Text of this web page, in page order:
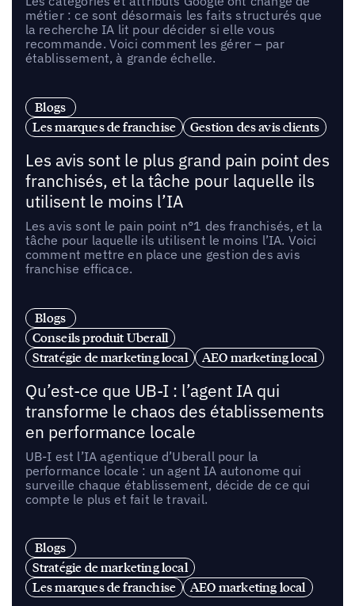
métier : ce sont désormais les faits structurés que
la recherche IA lit pour décider si elle vous
recommande. Voici comment les gérer – par
établissement, à grande échelle.
Blogs
Les marques de franchise
Gestion des avis clients
Les avis sont le plus grand pain point des
franchisés, et la tâche pour laquelle ils
utilisent le moins l’IA
Les avis sont le pain point n°1 des franchisés, et la
tâche pour laquelle ils utilisent le moins l’IA. Voici
comment mettre en place une gestion des avis
franchise efficace.
Blogs
Conseils produit Uberall
Stratégie de marketing local
AEO marketing local
Qu’est-ce que UB-I : l’agent IA qui
transforme le chaos des établissements
en performance locale
UB-I est l’IA agentique d’Uberall pour la
performance locale : un agent IA autonome qui
surveille chaque établissement, décide de ce qui
compte le plus et fait le travail.
Blogs
Stratégie de marketing local
Les marques de franchise
AEO marketing local